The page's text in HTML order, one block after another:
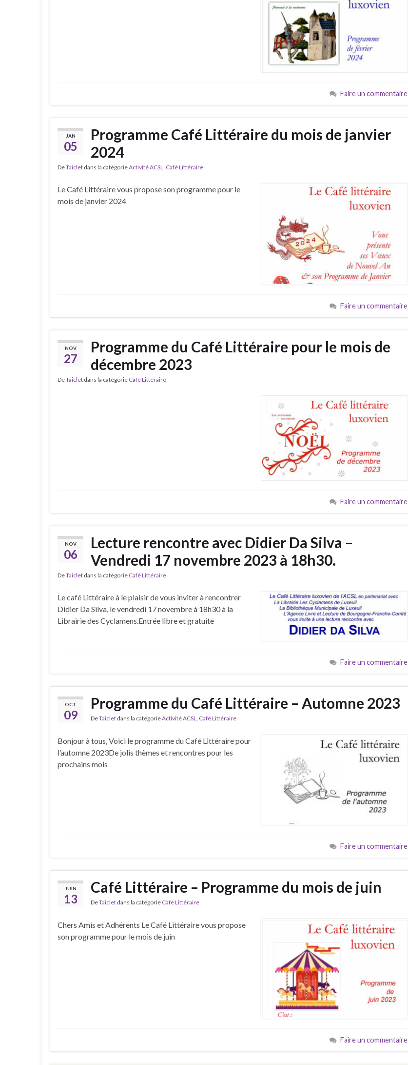
Faire un commentaire
JAN
05
Programme Café Littéraire du mois de janvier
2024
DeTaiclet dans la catégorieActivité ACSL Café Littéraire
Le Café Littéraire vous propose son programme pour le
mois de janvier 2024
Faire un commentaire
NOV
27
Programme du Café Littéraire pour le mois de
décembre 2023
DeTaiclet dans la catégorie Café Littéraire
Faire un commentaire
NOV
06
Lecture rencontre avec Didier Da Silva –
Vendredi 17 novembre 2023 à 18h30.
DeTaiclet dans la catégorie Café Littéraire
Le café Littéraire à le plaisir de vous inviter à rencontrer
Didier Da Silva, le vendredi 17 novembre à 18h30 à la
Librairie des Cyclamens.Entrée libre et gratuite
Faire un commentaire
OCT
09
Programme du Café Littéraire – Automne 2023
DeTaiclet dans la catégorieActivité ACSL Café Littéraire
Bonjour à tous, Voici le programme du Café Littéraire pour
l’automne 2023De jolis thèmes et rencontres pour les
prochains mois
Faire un commentaire
JUIN
13
Café Littéraire – Programme du mois de juin
DeTaiclet dans la catégorie Café Littéraire
Chers Amis et Adhérents Le Café Littéraire vous propose
son programme pour le mois de juin
Faire un commentaire